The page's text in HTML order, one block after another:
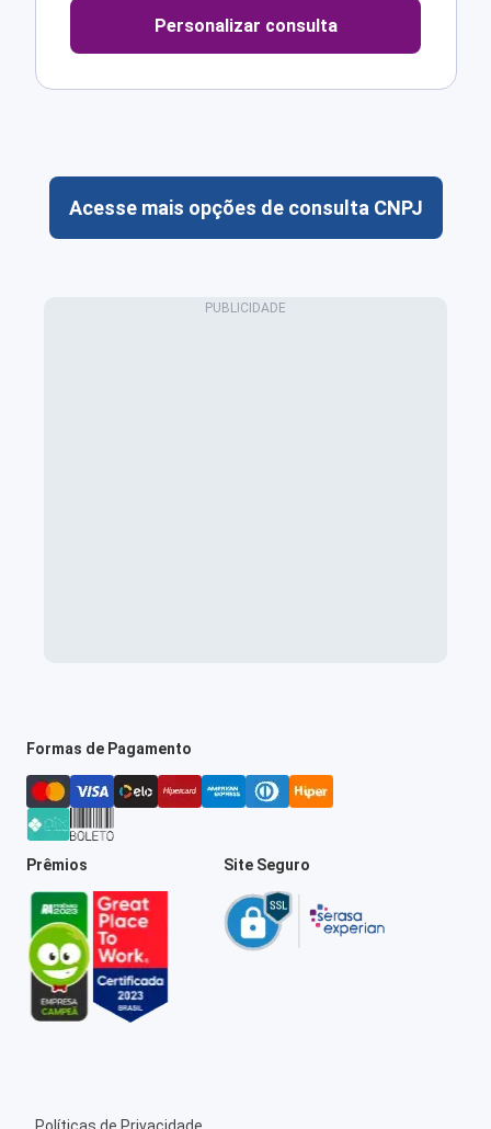
Personalizar consulta
Acesse mais opções de consulta CNPJ
Formas de Pagamento
Prêmios Site Seguro
Políticas de Privacidade